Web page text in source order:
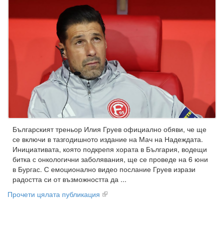
Българският треньор Илия Груев официално обяви, че ще
се включи в тазгодишното издание на Мач на Надеждата.
Инициативата, която подкрепя хората в България, водещи
битка с онкологични заболявания, ще се проведе на 6 юни
в Бургас. С емоционално видео послание Груев изрази
радостта си от възможността да ...
Прочети цялата публикация